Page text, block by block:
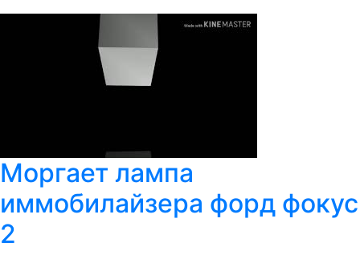
Моргает лампа
иммобилайзера форд фокус
2